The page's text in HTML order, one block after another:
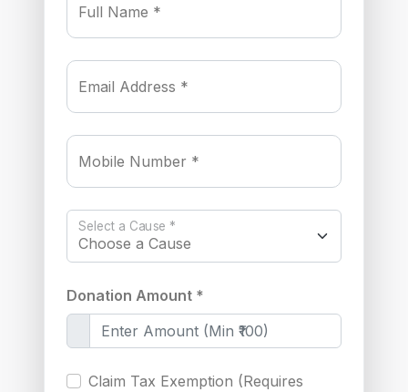
Full Name *
Email Address *
Mobile Number *
Select a Cause *
Donation Amount *
Claim Tax Exemption (Requires